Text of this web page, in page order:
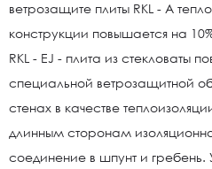
ветрозащите плиты RKL - А
конструкции повышается на
RKL - EJ - плита из стекловаты
специальной ветрозащитной
стенах в качестве
длинным сторонам
соединение в шпунт и гребень.